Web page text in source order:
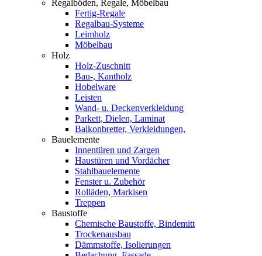
Regalböden, Regale, Möbelbau
Fertig-Regale
Regalbau-Systeme
Leimholz
Möbelbau
Holz
Holz-Zuschnitt
Bau-, Kantholz
Hobelware
Leisten
Wand- u. Deckenverkleidung
Parkett, Dielen, Laminat
Balkonbretter, Verkleidungen,
Bauelemente
Innentüren und Zargen
Haustüren und Vordächer
Stahlbauelemente
Fenster u. Zubehör
Rolläden, Markisen
Treppen
Baustoffe
Chemische Baustoffe, Bindemitt
Trockenausbau
Dämmstoffe, Isolierungen